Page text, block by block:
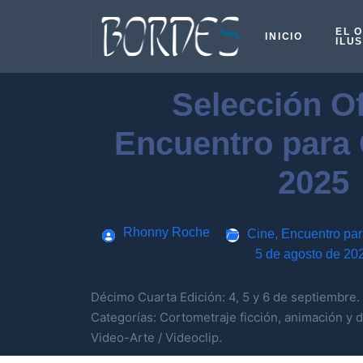
INICIO
EL
Selección
Encuentro para
2025
Rhonny Roche Cine, Encuentro
5 de agosto de
Décimo Cuarta Edición: 4, 5 y 6 de
Categorías: Cortometraje ficción, animación y
Video-Arte / Videoclip.